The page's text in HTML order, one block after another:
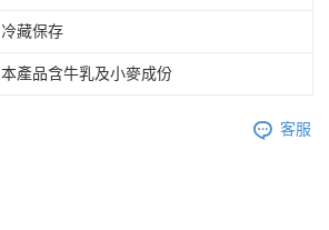
冷藏保存
本產品含牛乳及小麥成份
客服